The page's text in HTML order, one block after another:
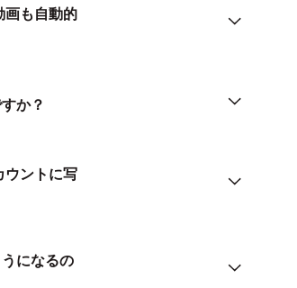
画も自動的
か？
ントに写
になるの